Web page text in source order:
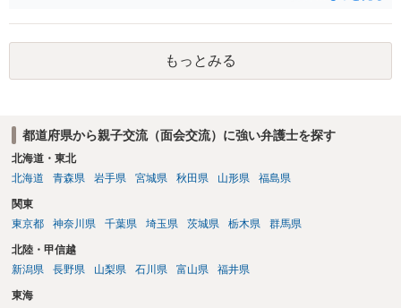
すべきでないというのが実務の考え方ではないかと思います。 ③あな
たが主たる監護者なのであれば監護者指定等の審判が認められる可能
性はあるでしょう。ただ、本案の前に保全処分（仮処分）を先行して
出すことには慎重になる（本案と同時に判断する）事案もあります。
もっとみる
都道府県から親子交流（面会交流）に強い弁護士を探す
北海道・東北
北海道
青森県 岩手県 宮城県 秋田県 山形県 福島県
関東
東京都
神奈川県 千葉県 埼玉県 茨城県 栃木県 群馬県
北陸・甲信越
新潟県
長野県 山梨県 石川県 富山県 福井県
東海